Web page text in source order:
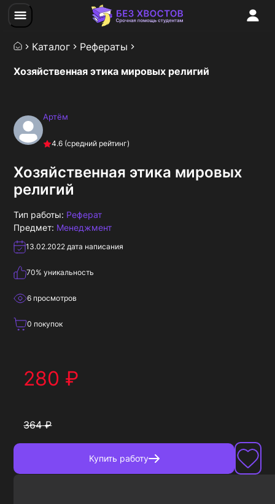
Каталог
Рефераты
Хозяйственная этика мировых религий
Артём
4.6 (средний рейтинг)
Хозяйственная этика мировых
религий
Тип работы: Реферат
Предмет: Менеджмент
13.02.2022 дата написания
70% уникальность
6 просмотров
0 покупок
280 ₽
364₽
Купить работу